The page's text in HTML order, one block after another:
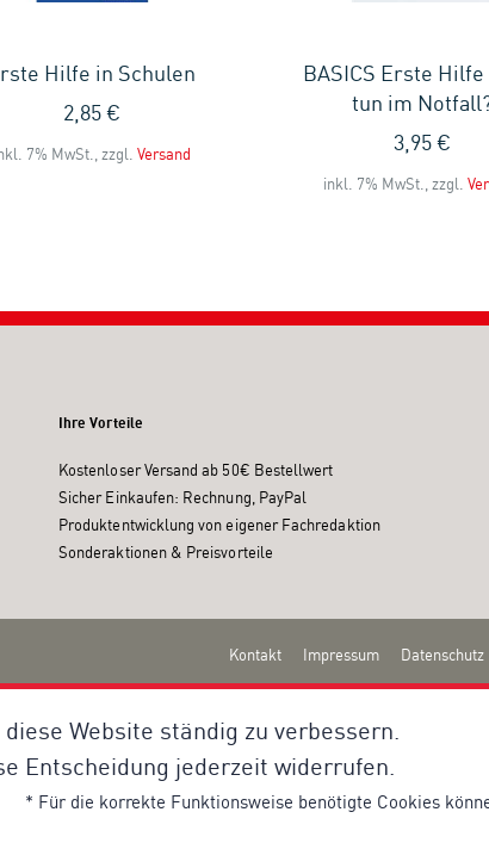
Website ständig zu verbessern.
Entscheidung jederzeit widerrufen.
* Für die korrekte Funktionsweise benötigte Cookies
Hilfe in Schulen
2,85 €
7% MwSt., zzgl. Versand
BASICS Erste Hilfe
tun im
3,95 €
inkl. 7% MwSt., zzgl.
Ihre Vorteile
Kostenloser Versand ab 50€ Bestellwert
Sicher Einkaufen: Rechnung, PayPal
Produktentwicklung von eigener Fachredaktion
Sonderaktionen & Preisvorteile
Kontakt Impressum Datenschutz